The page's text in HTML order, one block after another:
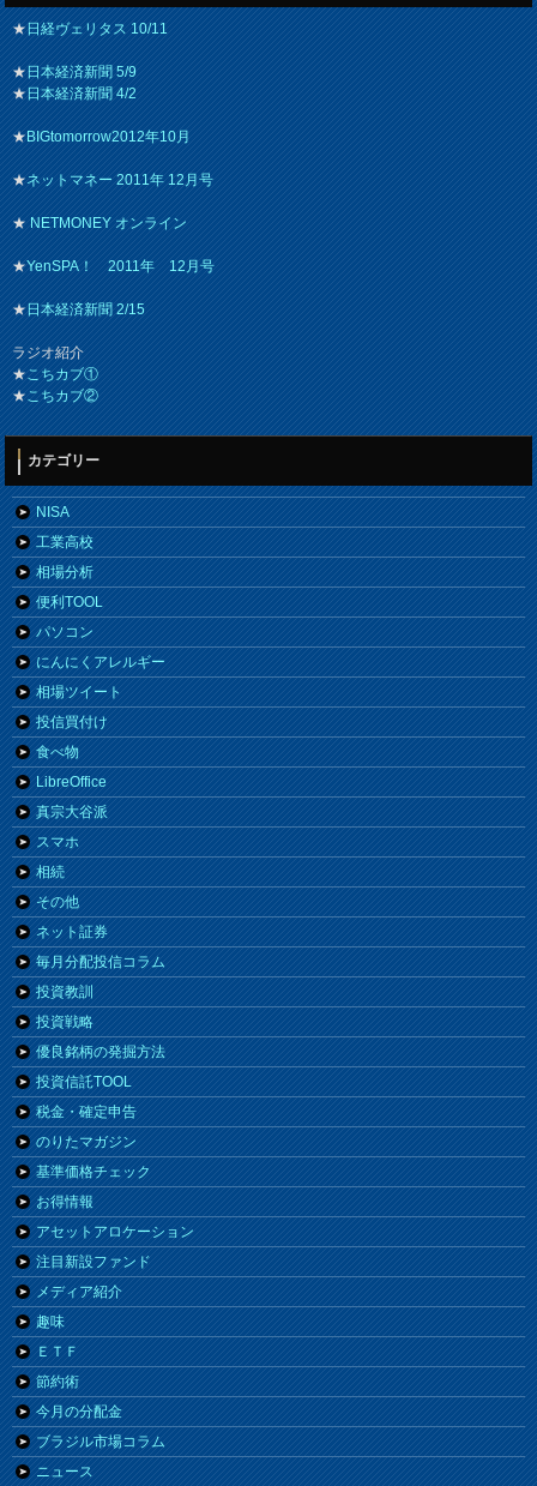
★日経ヴェリタス 10/11
★日本経済新聞 5/9
★日本経済新聞 4/2
★BIGtomorrow2012年10月
★ネットマネー 2011年 12月号
★NETMONEY オンライン
★YenSPA！ 2011年 12月号
★日本経済新聞 2/15
ラジオ紹介
★こちカブ①
★こちカブ②
カテゴリー
NISA
工業高校
相場分析
便利TOOL
パソコン
にんにくアレルギー
相場ツイート
投信買付け
食べ物
LibreOffice
真宗大谷派
スマホ
相続
その他
ネット証券
毎月分配投信コラム
投資教訓
投資戦略
優良銘柄の発掘方法
投資信託TOOL
税金・確定申告
のりたマガジン
基準価格チェック
お得情報
アセットアロケーション
注目新設ファンド
メディア紹介
趣味
ＥＴＦ
節約術
今月の分配金
ブラジル市場コラム
ニュース